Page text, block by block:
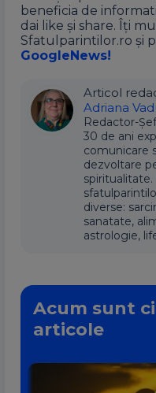
beneficia de
dai like și share. Îți
Sfatulparintilor.ro și
GoogleNews!
Articol
Adriana
Redactor-
30 de ani
comunicare
dezvoltare
diverse:
sanatate,
astrologie,
Acum sunt
articole